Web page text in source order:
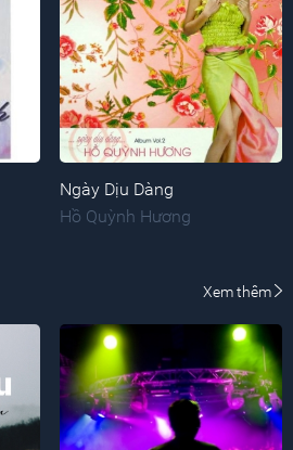
Ngày Dịu Dàng
Hồ Quỳnh Hương
Xem thêm